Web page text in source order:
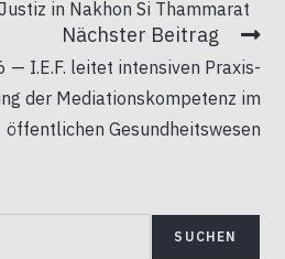
in Nakhon Si Thammarat
Nächster Beitrag
— I.E.F. leitet intensiven Praxis-
der Mediationskompetenz im
öffentlichen Gesundheitswesen
SUCHEN